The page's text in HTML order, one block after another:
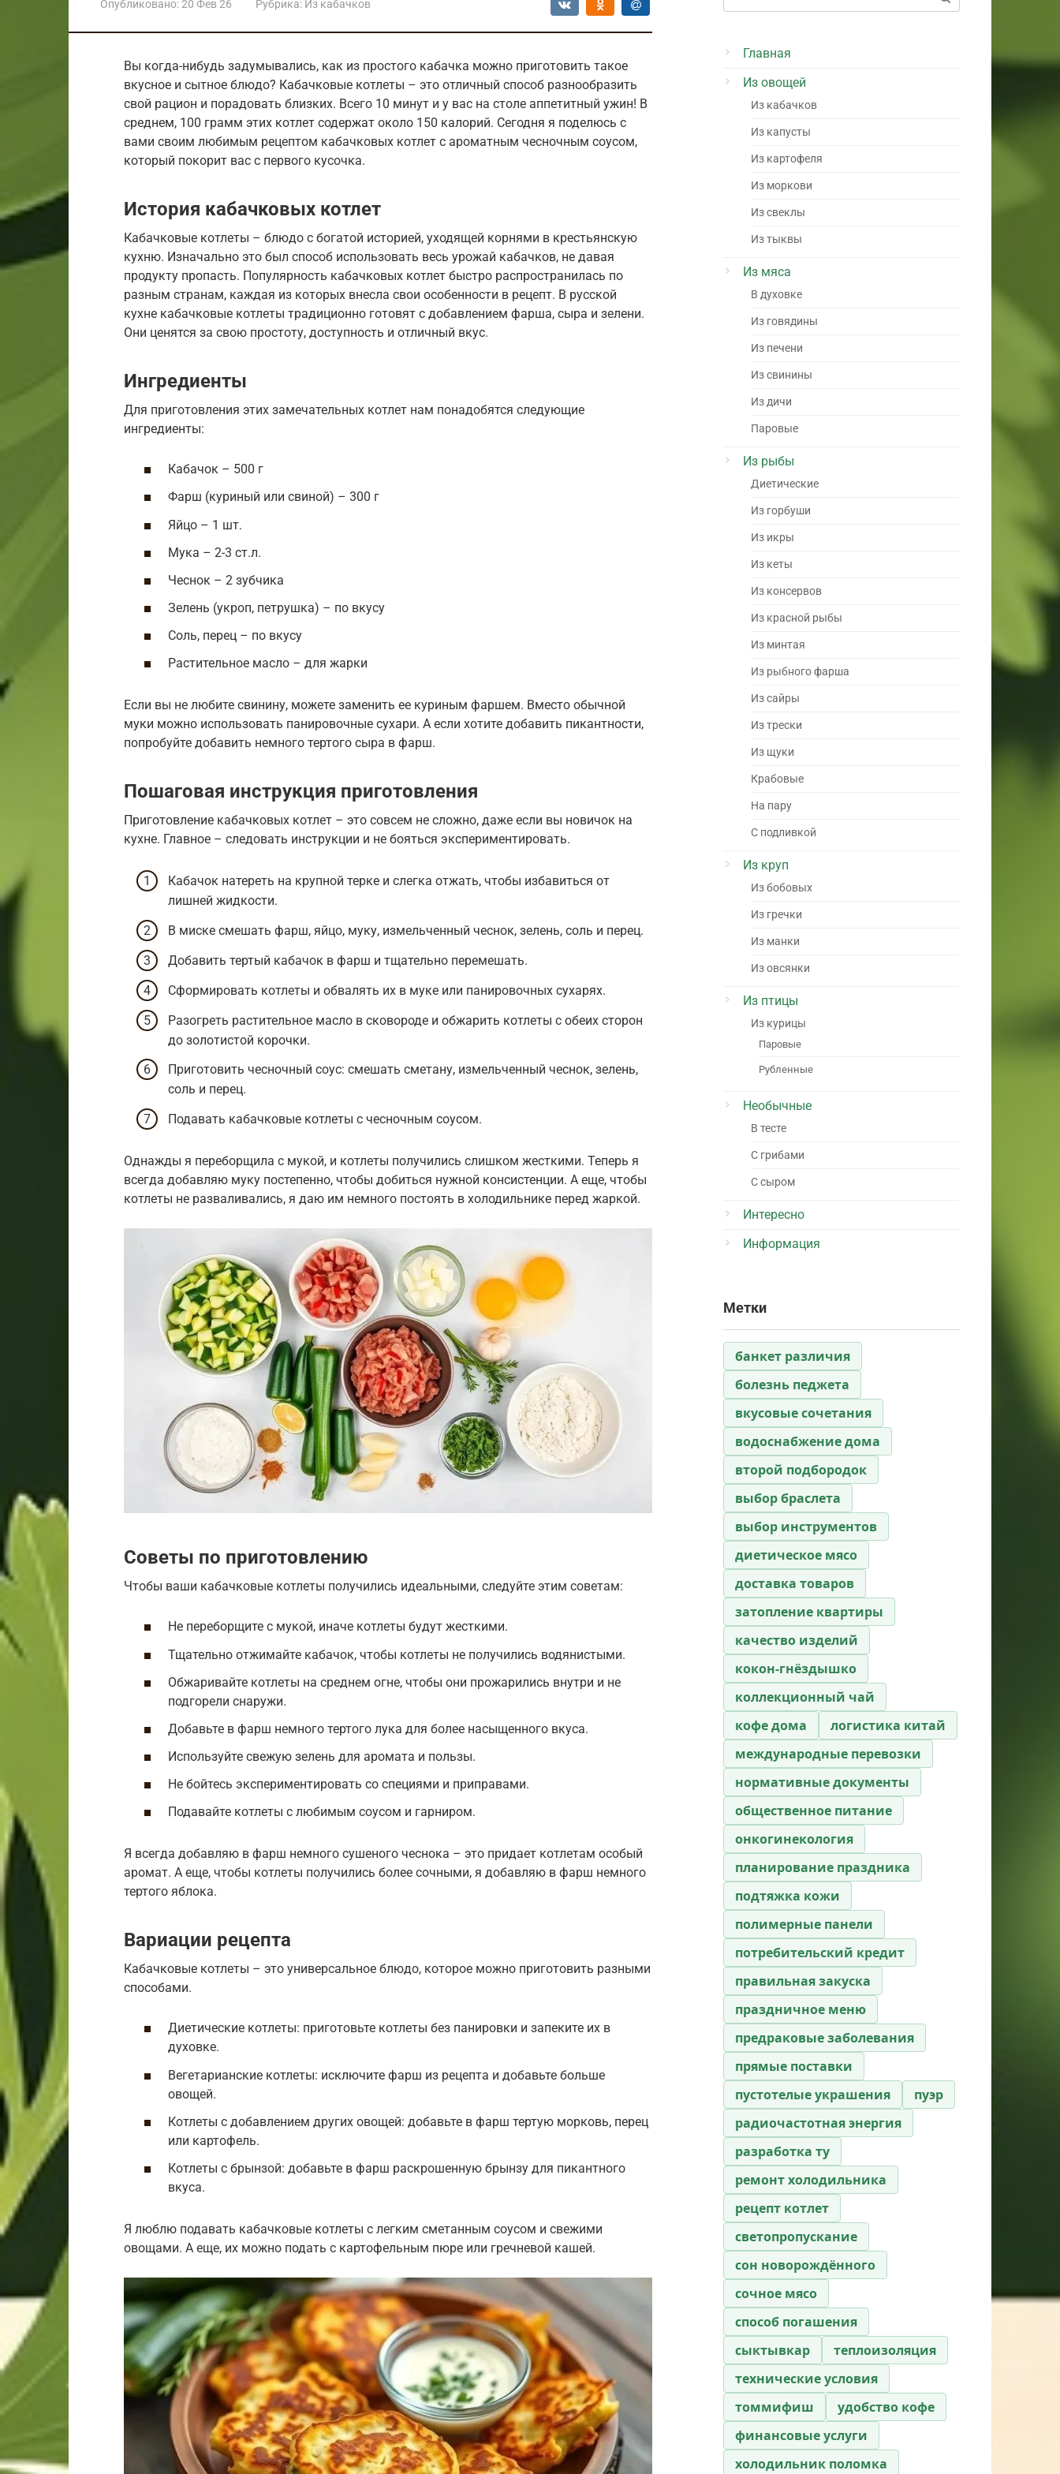
Опубликовано:20 Фев 26 Рубрика: Из кабачков
Вы когда-нибудь задумывались, как из простого кабачка можно приготовить такое
вкусное и сытное блюдо? Кабачковые котлеты – это отличный способ разнообразить
свой рацион и порадовать близких. Всего 10 минут и у вас на столе аппетитный ужин! В
среднем, 100 грамм этих котлет содержат около 150 калорий. Сегодня я поделюсь с
вами своим любимым рецептом кабачковых котлет с ароматным чесночным соусом,
который покорит вас с первого кусочка.
История кабачковых котлет
Кабачковые котлеты – блюдо с богатой историей, уходящей корнями в крестьянскую
кухню. Изначально это был способ использовать весь урожай кабачков, не давая
продукту пропасть. Популярность кабачковых котлет быстро распространилась по
разным странам, каждая из которых внесла свои особенности в рецепт. В русской
кухне кабачковые котлеты традиционно готовят с добавлением фарша, сыра и зелени.
Они ценятся за свою простоту, доступность и отличный вкус.
Ингредиенты
Для приготовления этих замечательных котлет нам понадобятся следующие
ингредиенты:
Кабачок – 500 г
Фарш (куриный или свиной) – 300 г
Яйцо – 1 шт.
Мука – 2-3 ст.л.
Чеснок – 2 зубчика
Зелень (укроп, петрушка) – по вкусу
Соль, перец – по вкусу
Растительное масло – для жарки
Если вы не любите свинину, можете заменить ее куриным фаршем. Вместо обычной
муки можно использовать панировочные сухари. А если хотите добавить пикантности,
попробуйте добавить немного тертого сыра в фарш.
Пошаговая инструкция приготовления
Приготовление кабачковых котлет – это совсем не сложно, даже если вы новичок на
кухне. Главное – следовать инструкции и не бояться экспериментировать.
Кабачок натереть на крупной терке и слегка отжать, чтобы избавиться от
лишней жидкости.
В миске смешать фарш, яйцо, муку, измельченный чеснок, зелень, соль и перец.
Добавить тертый кабачок в фарш и тщательно перемешать.
Сформировать котлеты и обвалять их в муке или панировочных сухарях.
Разогреть растительное масло в сковороде и обжарить котлеты с обеих сторон
до золотистой корочки.
Приготовить чесночный соус: смешать сметану, измельченный чеснок, зелень,
соль и перец.
Подавать кабачковые котлеты с чесночным соусом.
Однажды я переборщила с мукой, и котлеты получились слишком жесткими. Теперь я
всегда добавляю муку постепенно, чтобы добиться нужной консистенции. А еще, чтобы
котлеты не разваливались, я даю им немного постоять в холодильнике перед жаркой.
Советы по приготовлению
Чтобы ваши кабачковые котлеты получились идеальными, следуйте этим советам:
Не переборщите с мукой, иначе котлеты будут жесткими.
Тщательно отжимайте кабачок, чтобы котлеты не получились водянистыми.
Обжаривайте котлеты на среднем огне, чтобы они прожарились внутри и не
подгорели снаружи.
Добавьте в фарш немного тертого лука для более насыщенного вкуса.
Используйте свежую зелень для аромата и пользы.
Не бойтесь экспериментировать со специями и приправами.
Подавайте котлеты с любимым соусом и гарниром.
Я всегда добавляю в фарш немного сушеного чеснока – это придает котлетам особый
аромат. А еще, чтобы котлеты получились более сочными, я добавляю в фарш немного
тертого яблока.
Вариации рецепта
Кабачковые котлеты – это универсальное блюдо, которое можно приготовить разными
способами.
Диетические котлеты: приготовьте котлеты без панировки и запеките их в
духовке.
Вегетарианские котлеты: исключите фарш из рецепта и добавьте больше
овощей.
Котлеты с добавлением других овощей: добавьте в фарш тертую морковь, перец
или картофель.
Котлеты с брынзой: добавьте в фарш раскрошенную брынзу для пикантного
вкуса.
Я люблю подавать кабачковые котлеты с легким сметанным соусом и свежими
овощами. А еще, их можно подать с картофельным пюре или гречневой кашей.
Главная
Из овощей
Из кабачков
Из капусты
Из картофеля
Из моркови
Из свеклы
Из тыквы
Из мяса
В духовке
Из говядины
Из печени
Из свинины
Из дичи
Паровые
Из рыбы
Диетические
Из горбуши
Из икры
Из кеты
Из консервов
Из красной рыбы
Из минтая
Из рыбного фарша
Из сайры
Из трески
Из щуки
Крабовые
На пару
С подливкой
Из круп
Из бобовых
Из гречки
Из манки
Из овсянки
Из птицы
Из курицы
Паровые
Рубленные
Необычные
В тесте
С грибами
С сыром
Интересно
Информация
Метки
банкет различия
болезнь педжета
вкусовые сочетания
водоснабжение дома
второй подбородок
выбор браслета
выбор инструментов
диетическое мясо
доставка товаров
затопление квартиры
качество изделий
кокон-гнёздышко
коллекционный чай
кофе дома
логистика китай
международные перевозки
нормативные документы
общественное питание
онкогинекология
планирование праздника
подтяжка кожи
полимерные панели
потребительский кредит
правильная закуска
праздничное меню
предраковые заболевания
прямые поставки
пустотелые украшения
пуэр
радиочастотная энергия
разработка ту
ремонт холодильника
рецепт котлет
светопропускание
сон новорождённого
сочное мясо
способ погашения
сыктывкар
теплоизоляция
технические условия
томмифиш
удобство кофе
финансовые услуги
холодильник поломка